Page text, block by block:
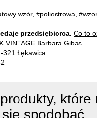
wzór, #poliestrowa
przedsiębiorca. Co to
VINTAGE Barbara Gibas
321 Łękawica
które
się spodobać